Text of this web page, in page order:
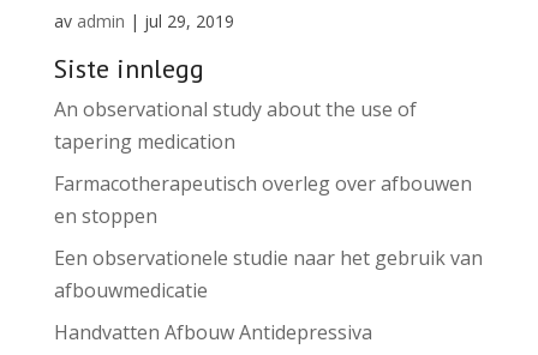
av admin | jul 29, 2019
Siste innlegg
An observational study about the use of
tapering medication
Farmacotherapeutisch overleg over afbouwen
en stoppen
Een observationele studie naar het gebruik van
afbouwmedicatie
Handvatten Afbouw Antidepressiva